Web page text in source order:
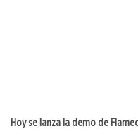
Hoy se lanza la demo de